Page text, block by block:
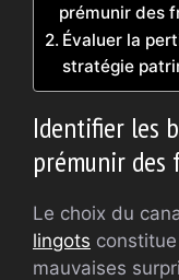
prémunir des
Évaluer la
stratégie
Identifier les
prémunir des
Le choix du
lingots
mauvaises